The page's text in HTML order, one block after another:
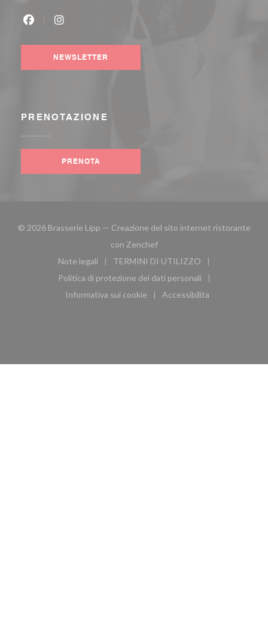
NEWSLETTER
PRENOTAZIONE
PRENOTA
© 2026 Brasserie Lipp — Creazione del sito internet ristorante
con Zenchef((apre una nuova finestra))
Note legali
((apre una nuova finestra))
TERMINI DI UTILIZZO
((apre una nuova finestra))
Politica di protezione dei dati personali
((apre una nuova finestra))
Informativa sui cookie
((apre una nuova finestra))
Accessibilita